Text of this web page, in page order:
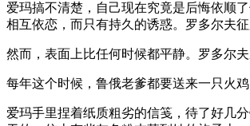
爱玛搞不清楚，自己现在究竟是后悔依顺
相互依恋，而只有持久的诱惑。罗多尔夫
然而，表面上比任何时候都平静。罗多尔
每年这个时候，鲁俄老爹都要送来一只火
爱玛手里捏着纸质粗劣的信笺，待了好几